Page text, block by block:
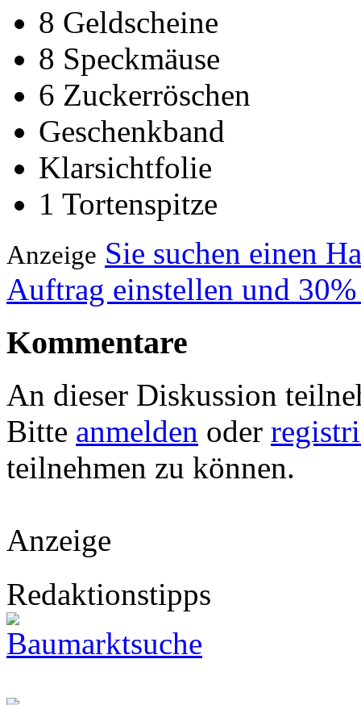
8 Geldscheine
8 Speckmäuse
6 Zuckerröschen
Geschenkband
Klarsichtfolie
1 Tortenspitze
Anzeige Sie suchen einen
Auftrag einstellen und
Kommentare
An dieser Diskussion
Bitte anmelden oder
teilnehmen zu können.
Anzeige
Redaktionstipps